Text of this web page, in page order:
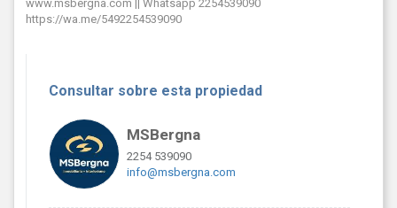
www.msbergna.com || Whatsapp 2254539090
https://wa.me/5492254539090
Consultar sobre esta propiedad
MSBergna
2254 539090
info@msbergna.com